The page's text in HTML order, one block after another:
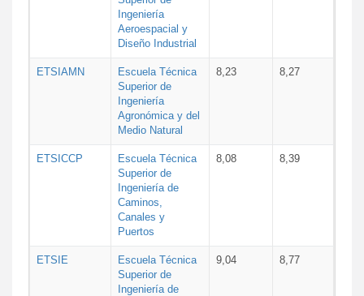
Ingeniería
Aeroespacial y
Diseño Industrial
ETSIAMN
Escuela Técnica
Superior de
Ingeniería
Agronómica y del
Medio Natural
8,23 8,27
ETSICCP
Escuela Técnica
Superior de
Ingeniería de
Caminos,
Canales y
Puertos
8,08 8,39
ETSIE
Escuela Técnica
Superior de
Ingeniería de
9,04 8,77